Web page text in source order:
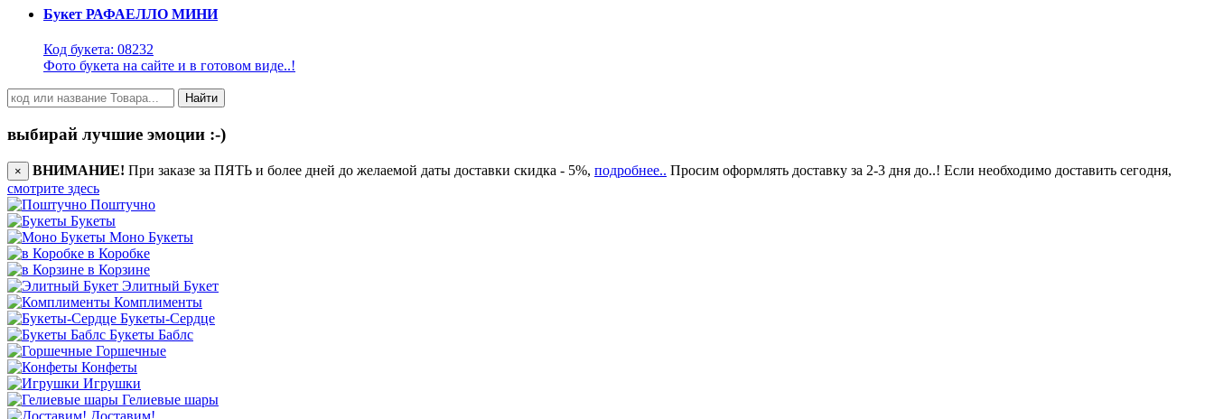
Букет РАФАЕЛЛО МИНИ
Код букета: 08232
Фото букета на сайте и в готовом виде..!
Найти
выбирай лучшие эмоции :-)
× ВНИМАНИЕ! При заказе за ПЯТЬ и более дней до желаемой даты доставки скидка - 5%, подробнее.. Просим оформлять доставку за 2-3 дня до..! Если необходимо доставить сегодня,
смотрите здесь
Поштучно
Букеты
Моно Букеты
в Коробке
в Корзине
Элитный Букет
Комплименты
Букеты-Сердце
Букеты Баблс
Горшечные
Конфеты
Игрушки
Гелиевые шары
Доставим!